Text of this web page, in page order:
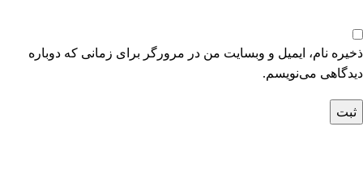
ذخیره نام، ایمیل و وبسایت من در مرورگر برای زمانی که دوباره
دیدگاهی می‌نویسم.